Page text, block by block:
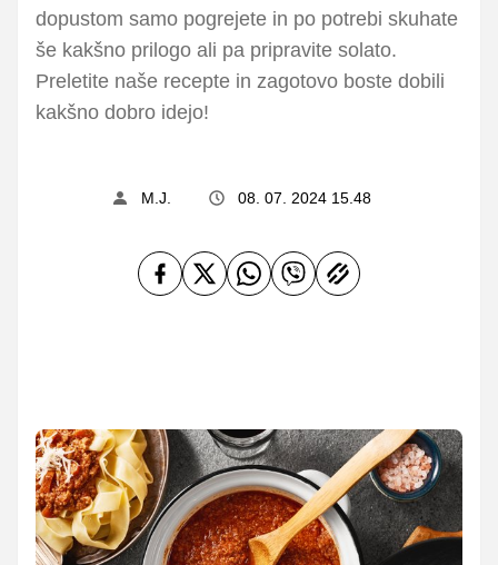
dopustom samo pogrejete in po potrebi skuhate
še kakšno prilogo ali pa pripravite solato.
Preletite naše recepte in zagotovo boste dobili
kakšno dobro idejo!
M.J. 08. 07. 2024 15.48